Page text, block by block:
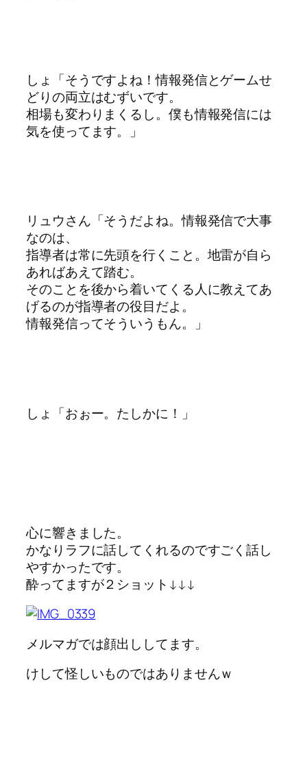
しょ「そうですよね！情報発信とゲームせ
どりの両立はむずいです。
相場も変わりまくるし。僕も情報発信には
気を使ってます。」
リュウさん「そうだよね。情報発信で大事
なのは、
指導者は常に先頭を行くこと。地雷が自ら
あればあえて踏む。
そのことを後から着いてくる人に教えてあ
げるのが指導者の役目だよ。
情報発信ってそういうもん。」
しょ「おぉー。たしかに！」
心に響きました。
かなりラフに話してくれるのですごく話し
やすかったです。
酔ってますが２ショット↓↓↓
メルマガでは顔出ししてます。
けして怪しいものではありませんｗ